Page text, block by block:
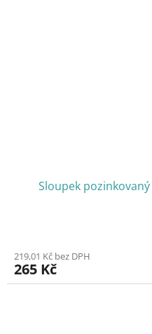
Sloupek
219,01 Kč bez DPH
265 Kč